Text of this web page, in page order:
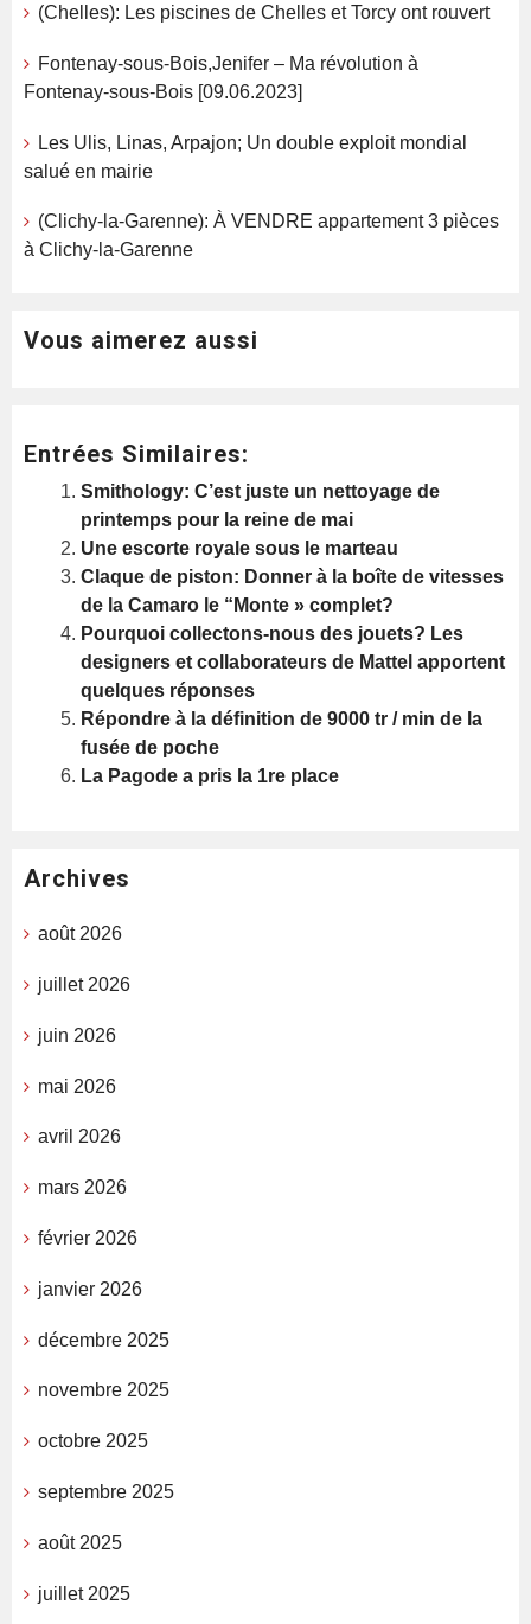
(Chelles): Les piscines de Chelles et Torcy ont rouvert
Fontenay-sous-Bois,Jenifer – Ma révolution à
Fontenay-sous-Bois [09.06.2023]
Les Ulis, Linas, Arpajon; Un double exploit mondial
salué en mairie
(Clichy-la-Garenne): À VENDRE appartement 3 pièces
à Clichy-la-Garenne
Vous aimerez aussi
Entrées Similaires:
Smithology: C’est juste un nettoyage de
printemps pour la reine de mai
Une escorte royale sous le marteau
Claque de piston: Donner à la boîte de vitesses
de la Camaro le “Monte » complet?
Pourquoi collectons-nous des jouets? Les
designers et collaborateurs de Mattel apportent
quelques réponses
Répondre à la définition de 9000 tr / min de la
fusée de poche
La Pagode a pris la 1re place
Archives
août 2026
juillet 2026
juin 2026
mai 2026
avril 2026
mars 2026
février 2026
janvier 2026
décembre 2025
novembre 2025
octobre 2025
septembre 2025
août 2025
juillet 2025